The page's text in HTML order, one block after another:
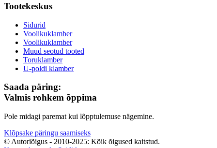
Tootekeskus
Sidurid
Voolikuklamber
Voolikuklamber
Muud seotud tooted
Toruklamber
U-poldi klamber
Saada päring:
Valmis rohkem õppima
Pole midagi paremat kui lõpptulemuse nägemine.
Klõpsake päringu saamiseks
© Autoriõigus - 2010-2025: Kõik õigused kaitstud.